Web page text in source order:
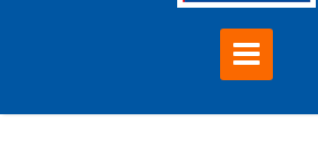
Tokaj vás naučí zamilovať si